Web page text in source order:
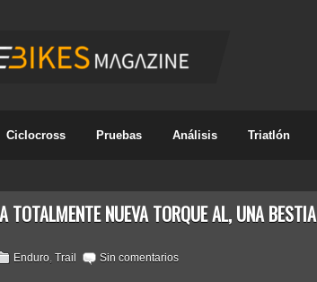
Ciclocross Pruebas Análisis Triatlón
TOTALMENTE NUEVA TORQUE AL, UNA
Enduro, Trail Sin comentarios